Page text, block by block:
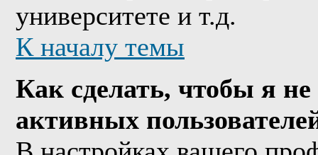
университете и т.д.
К началу темы
Как сделать, чтобы я
активных